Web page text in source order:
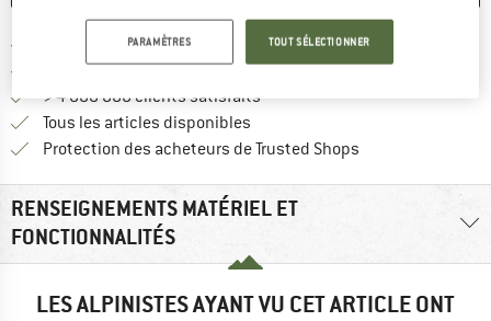
Livraison gratuite dès 69 € (FR)Trouve les infos sur la
Droit de retour de 100 jours Trouve les informations de
> 4 000 000 clients satisfaits
Tous les articles disponibles
Protection des acheteurs de Trusted Shops
RENSEIGNEMENTS MATÉRIEL ET
FONCTIONNALITÉS
LES ALPINISTES AYANT VU CET ARTICLE ONT
PARAMÈTRES TOUT SÉLECTIONNER